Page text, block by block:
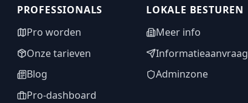
PROFESSIONALS
Pro worden
Onze tarieven
Blog
Pro-dashboard
LOKALE BESTUREN
Meer info
Informatieaanvraag
Adminzone